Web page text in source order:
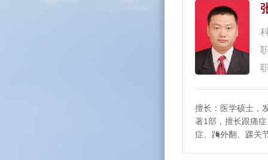
擅长：医学硕士，
著1部，擅长跟痛
症、踇外翻、踝关